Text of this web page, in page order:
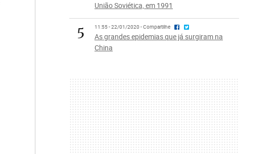
União Soviética, em 1991
5 11:55 - 22/01/2020 - Compartilhe
As grandes epidemias que já surgiram na
China